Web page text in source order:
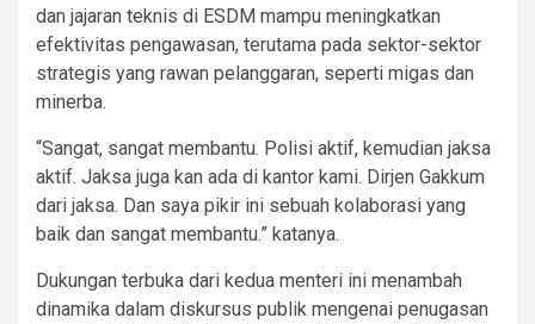
dan jajaran teknis di ESDM mampu meningkatkan
efektivitas pengawasan, terutama pada sektor-sektor
strategis yang rawan pelanggaran, seperti migas dan
minerba.
“Sangat, sangat membantu. Polisi aktif, kemudian jaksa
aktif. Jaksa juga kan ada di kantor kami. Dirjen Gakkum
dari jaksa. Dan saya pikir ini sebuah kolaborasi yang
baik dan sangat membantu.” katanya.
Dukungan terbuka dari kedua menteri ini menambah
dinamika dalam diskursus publik mengenai penugasan